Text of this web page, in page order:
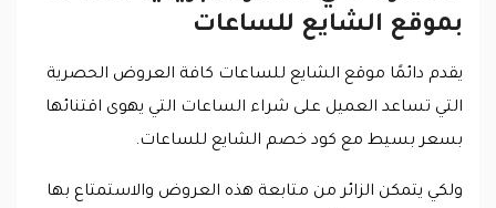
بموقع الشايع للساعات
يقدم دائمًا موقع الشايع للساعات كافة العروض الحصرية
التي تساعد العميل على شراء الساعات التي يهوى اقتنائها
بسعر بسيط مع كود خصم الشايع للساعات.
ولكي يتمكن الزائر من متابعة هذه العروض والاستمتاع بها